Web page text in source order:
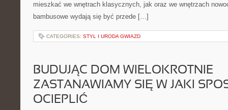
mieszkać we wnętrach klasycznych, jak oraz we wnętrzach
bambusowe wydają się być przede […]
CATEGORIES: STYL I URODA GWIAZD
BUDUJĄC DOM WIELOKROTNIE
ZASTANAWIAMY SIĘ W JAKI
OCIEPLIĆ